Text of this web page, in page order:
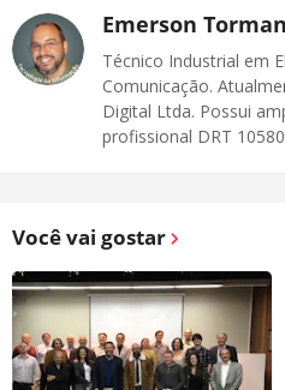
Emerson
Técnico Industrial em
Comunicação.
Digital Ltda. Possui
profissional DRT
Você vai gostar